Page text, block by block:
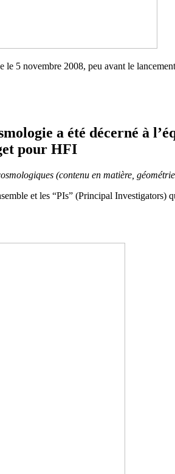
5 novembre 2008, peu avant le
a été décerné à
pour HFI
(contenu en matière,
et les “PIs” (Principal Investigators)